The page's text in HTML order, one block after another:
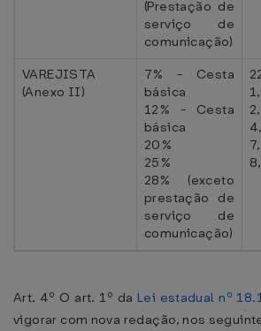
(Prestação de
serviço de
comunicação)
VAREJISTA
(Anexo II)
7% - Cesta
básica
12% - Cesta
básica
20%
25%
28% (exceto
prestação de
serviço de
comunicação)
Art. 4º O art. 1º da Lei estadual nº
vigorar com nova redação, nos